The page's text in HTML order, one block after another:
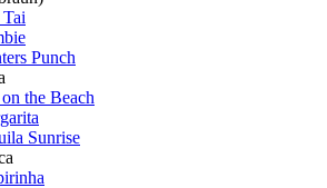
Punch
the Beach
Sunrise